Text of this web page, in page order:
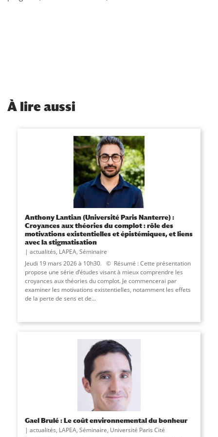
À lire aussi
Anthony Lantian (Université Paris Nanterre) :
Croyances aux théories du complot : rôle des
motivations existentielles et épistémiques, et liens
avec la stigmatisation
actualités, LAPEA, Séminaire
Jeudi 19 mars 2026 à 10h30. © Résumé : Cette présentation
propose une série d’études visant à mieux comprendre les
croyances aux théories du complot. Je commencerai par
examiner les motivations existentielles, notamment les effets
de la perte de sens et de...
Gael Brulé : Le coût environnemental du bonheur
actualités, LAPEA, Séminaire, Université Paris Cité